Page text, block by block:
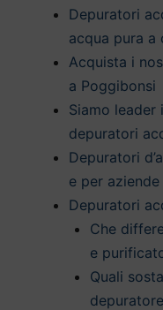
Depuratori
acqua pura a
Acquista i
a Poggibonsi
Siamo leader
depuratori
Depuratori
e per aziende
Depuratori
Che
e
Quali